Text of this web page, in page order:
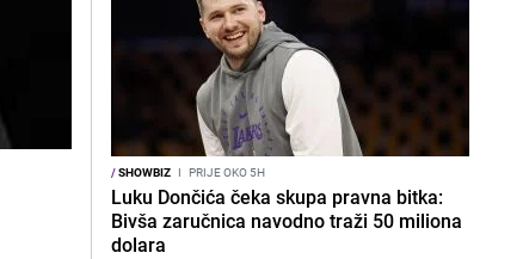
/SHOWBIZ I PRIJE OKO 5H
Luku Dončića čeka skupa pravna bitka:
Bivša zaručnica navodno traži 50 miliona
dolara